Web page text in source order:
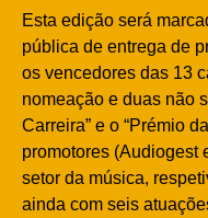
Esta edição será
pública de entrega de
os vencedores das 13
nomeação e duas não
Carreira” e o “Prémio
promotores (Audiogest
setor da música,
ainda com seis